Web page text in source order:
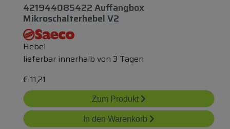
421944085422 Auffangbox
Mikroschalterhebel V2
Hebel
lieferbar innerhalb von 3 Tagen
€ 11,21
Zum Produkt
In den Warenkorb